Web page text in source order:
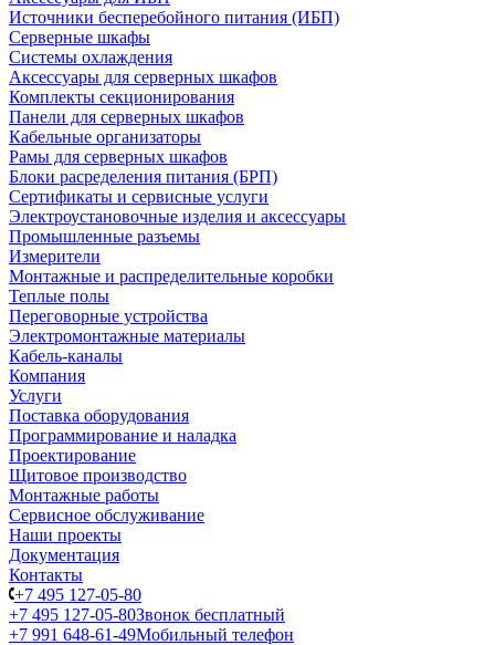
Источники бесперебойного питания (ИБП)
Серверные шкафы
Системы охлаждения
Аксессуары для серверных шкафов
Комплекты секционирования
Панели для серверных шкафов
Кабельные организаторы
Рамы для серверных шкафов
Блоки расределения питания (БРП)
Сертификаты и сервисные услуги
Электроустановочные изделия и аксессуары
Промышленные разъемы
Измерители
Монтажные и распределительные коробки
Теплые полы
Переговорные устройства
Электромонтажные материалы
Кабель-каналы
Компания
Услуги
Поставка оборудования
Программирование и наладка
Проектирование
Щитовое производство
Монтажные работы
Сервисное обслуживание
Наши проекты
Документация
Контакты
+7 495 127-05-80
+7 495 127-05-80Звонок бесплатный
+7 991 648-61-49Мобильный телефон